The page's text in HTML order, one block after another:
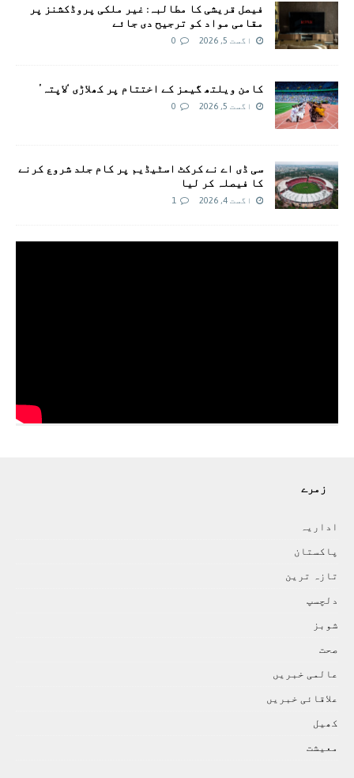
فیصل قریشی کا مطالبہ: غیر ملکی پروڈکشنز پر
مقامی مواد کو ترجیح دی جائے
اگست 5, 2026 0
کامن ویلتھ گیمز کے اختتام پر کھلاڑی ‘لاپتہ’
اگست 5, 2026 0
سی ڈی اے نے کرکٹ اسٹیڈیم پر کام جلد شروع کرنے
کا فیصلہ کر لیا
اگست 4, 2026 1
زمرے
اداريہ
پاکستان
تازہ ترين
دلچسپ
شوبز
صحت
عالمی خبريں
علاقائی خبريں
کھيل
معيشت